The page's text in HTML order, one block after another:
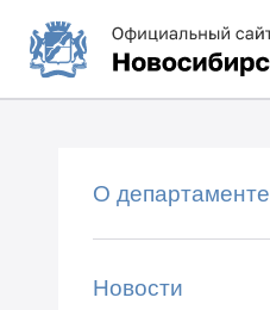
О департаменте
Новости